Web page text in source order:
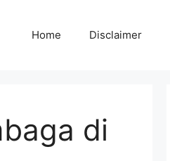
Home Disclaimer
di